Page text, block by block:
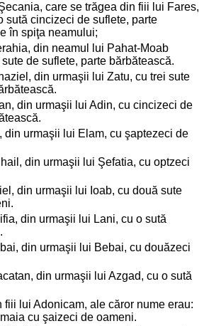
care se trăgea din fiii lui Fares,
sută cincizeci de suflete, parte
în spiţa neamului;
din neamul lui Pahat-Moab
de suflete, parte bărbătească.
din urmaşii lui Zatu, cu trei sute
din urmaşii lui Adin, cu cincizeci de
din urmaşii lui Elam, cu şaptezeci de
din urmaşii lui Şefatia, cu optzeci
din urmaşii lui Ioab, cu două sute
din urmaşii lui Lani, cu o sută
din urmaşii lui Bebai, cu douăzeci
din urmaşii lui Azgad, cu o sută
fiii lui Adonicam, ale căror nume erau:
cu şaizeci de oameni.